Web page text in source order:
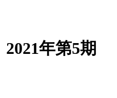
2021年第5期